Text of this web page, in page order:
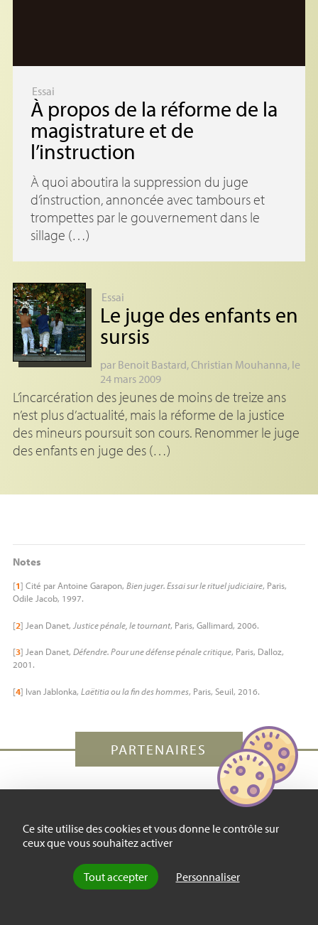
Ce site utilise des cookies et vous donne le contrôle sur
ceux que vous souhaitez activer
Tout accepter Personnaliser
Essai
À propos de la réforme de la
magistrature et de
l’instruction
À quoi aboutira la suppression du juge
d’instruction, annoncée avec tambours et
trompettes par le gouvernement dans le
sillage (…)
Essai
Le juge des enfants en
sursis
par Benoit Bastard,Christian Mouhanna, le
24 mars 2009
L’incarcération des jeunes de moins de treize ans
n’est plus d’actualité, mais la réforme de la justice
des mineurs poursuit son cours. Renommer le juge
des enfants en juge des (…)
Notes
[1] Cité par Antoine Garapon, Bien juger. Essai sur le rituel judiciaire, Paris,
Odile Jacob, 1997.
[2] Jean Danet, Justice pénale, le tournant, Paris, Gallimard, 2006.
[3] Jean Danet, Défendre. Pour une défense pénale critique, Paris, Dalloz,
2001.
[4] Ivan Jablonka, Laëtitia ou la fin des hommes, Paris, Seuil, 2016.
PARTENAIRES